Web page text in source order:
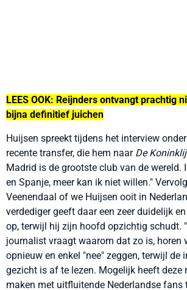
LEES OOK: Reijnders ontvangt prachtig
bijna definitief juichen
Huijsen spreekt tijdens het interview
recente transfer, die hem naar De
Madrid is de grootste club van de wereld.
en Spanje, meer kan ik niet willen."
Veenendaal of we Huijsen ooit in
verdediger geeft daar een zeer duidelijk
op, terwijl hij zijn hoofd opzichtig schudt.
journalist vraagt waarom dat zo is, horen
opnieuw en enkel "nee" zeggen, terwijl de
gezicht is af te lezen. Mogelijk heeft deze
maken met uitfluitende Nederlandse fans